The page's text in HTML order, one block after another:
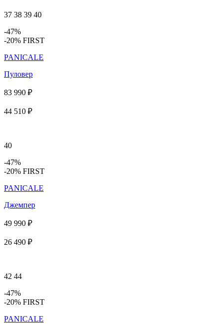
37 38 39 40
-47%
-20% FIRST
PANICALE
Пуловер
83 990 ₽
44 510 ₽
40
-47%
-20% FIRST
PANICALE
Джемпер
49 990 ₽
26 490 ₽
42 44
-47%
-20% FIRST
PANICALE